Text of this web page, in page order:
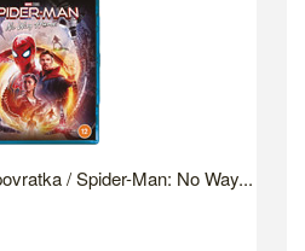
/ Spider-Man: No Way...